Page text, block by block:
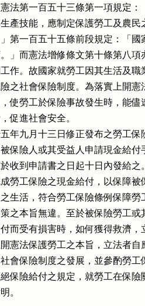
但投保單位非於勞工到職、入會、到訓之
    當日列表通知保險人者，除依本條例第七十二條規定處罰外，其保險效力之開始
    ，均自通知之翌日起算。」及同條例施行細則第十二條第一項規定：「申請投保
    之單位辦理投保手續時，應填具投保申請書及加保申報表各一份送交保險人。」
    與後續相關規定，即可知該投保行為僅係依規定參加既有之勞工保險制度，從而
    發生勞工保險法律關係，成為一種行政法上法律關係（註一），顯然該法律關係
    之發生並非出於行政機關與人民之合意，亦無締結契約之書面或法定方式之存在
    。且勞工保險法律關係之權利義務具體內容，均依勞工保險條例及其相關規定定
    之。因此，勞工保險法律關係似宜解為一種非屬行政契約關係之「行政法上債之
    關係」（註二）。
        是故，如以勞工保險法律關係是行政契約關係作為論述基礎，進而認其得準
    用民法有關遲延利息之規定，即有未妥。但是，就其係一種「行政法上債之關係
    」而論，是否可類推適用民法有關遲延利息之規定？則仍有探討之餘地。
二、行政法上遲延利息之問題，本質上是立法與行政法法理之建構問題
        行政法上遲延利息之問題在於：在某一特定之行政法上法律關係上，如發生
    公法上金錢給付義務，債務人給付遲延，而相關行政法律並未明文規定債務人應
    付遲延利息時，債權人可否主張遲延利息？其法理依據為何？準此，行政法上遲
    延利息之問題，本質上是立法與行政法法理之建構問題。而上述所謂債務人，可
    能是行政主體（國家、地方自治團體、其他公法人或其他行政主體），也可能是
    人民，因此，於法律未明文規定之情形下，在遲延利息之法理建構上，行政主體
    與人民應一體適用，責令行政主體付遲延利息之法理，當亦可據以責令人民付遲
    延利息。
        亦因此，無論從憲法第一百五十三條第一項保護勞工、第一百五十五條前段
    實施社會保險制度或憲法增修條文第十條第八項要求國家重視社會福利等基本國
    策之規定，或保障人民基本權之規定，均無從導出行政法關係上之遲延利息請求
    權。雖然憲法第十五條保障人民財產權，但於確認人民於何種情形應享有行政法
    上遲延利息請求權之前，尚無從逕依憲法保障財產權之意旨而推論出人民必然享
    有行政法上遲延利息請求權。換言之，在某一特定之「行政法上債之關係」上，
    債務人是否應付遲延利息，必須求諸法律規定或行政法之法理。
        就法律是否明文規定遲延利息請求權而言，立法時應考量諸多因素，人民權
    利之保障並非唯一因素，允屬立法裁量事項。是以多數意見於解釋理由一方面指
    出：「被保險勞工或其受益人，因可歸責於保險人之遲延給付而受有損害時，如
    何獲得救濟，立法者固有自由形成之權限」，另一方面則指出立法者應考量之因
    素包括：憲法保護勞工之本旨、社會安全機制之演進、其他社會保險制度之發展
    （註三）、勞工保險條例第十七條關於滯納金及暫行拒絕保險給付之規定等。從
    而，未來立法時，除考量人民權利之保障外，亦當考量如何規定始符合勞工保險
    法制與社會保險法制之本旨及其體系正義（註四）。
        另就行政法法理之建構而言，目前行政法之理論尚未建立遲延利息之一般原
    則。通說見解，除法律明文規定外，如行政契約有明白約定遲延利息，亦不生疑
    義（註五）；亦有認為，基於行政程序法設有行政契約準用民法規定（如我國行
    政程序法第一百四十九條），故於行政契約之法律關係上，縱未明白約定遲延利
    息，亦得準用民法規定而承認遲延利息（註六）。除此之外，對於行政契約關係
    以外之其他各種行政法上債之關係（如公法上不當得利、公法上無因管理、依據
    特別行政法成立之行政法上債之關係等），是否得類推適用民法有關遲延利息之
    規定，則尚有爭議，目前並未形成肯定見解之通說（註七），而有待就各種不同
    之法律關係或法律規定分別探討。惟如上所述，既尚難從憲法導出行政法關係上
    之遲延利息請求權，則就本案而言，此種法理之建構，宜從勞工保險乃至社會保
    險法制與法理出發立論，尚非釋憲者所宜置喙（註八）。
三、系爭勞工保險條例施行細則第五十七條所規定之「十日」期限，係行政程序法第
    五十一條所稱「處理期間」，逾此期間者，除法律另設規定外，現行法制已設有
    救濟途徑
        依行政程序法第五十一條規定，人民依法規之申請均有處理期間，而處理期
    間可區分為三種，即除法規規定之處理期間與行政機關依各事項類別公告之處理
    期間外，統一規定二個月之處理期間。勞工保險條例施行細則第五十七條規定：
    「被保險人或其受益人申請現金給付手續完備經審查應予發給者，保險人應於收
    到申請書之日起十日內發給之。」即屬法規規定之處理期間，該條規定之意義亦
    僅止於此，與遲延利息無關，亦不能期待於施行細則規定遲延利息。至該條規定
    如何解釋與適用則係另一問題（註九）。惟正因該條規定係處理期間，如被保險
    人或其受益人申請現金給付已符合手續完備經審查應予發給之條件（註十），而
    未能依其規定於十日內發給者，即屬給付遲延。至於給付遲延之法律效果，除法
    律另設規定外，被保險人或其受益人可視個案情形依現行訴願法、行政訴訟法與
    國家賠償法謀求救濟，以獲得現金給付與損害賠償（註十一）。故如以法律規定
    於上述給付遲延之情形國家應付遲延利息，固可使被保險人或其受益人免除請求
    國家賠償應負之舉證責任，而不論有無遭受損害，均得逕行主張遲延利息請求權
    ，但被保險人或其受益人亦得不主張遲延利息請求權而採取國家賠償之救濟途逕
    。此乃立法者與行政法法理建構者宜一併考量之因素。
註一：本文以投保行為係勞工保險法律關係發生之主要原因，勞工保險條例及其施行
      細則尚有其他涉及勞工保險法律關係發生、變更或消滅之規定，在此不詳述。
註二：參見郭明政，「社會保險法律關係爭議問題之探討」，收於：行政法實務與理
      論，臺大法學論叢公法特刊（一），2003  年 3  月初版第 1  刷，頁 476。
      另孫迺翊，「憲法解釋與社會保險制度之建構－以社會保險「相互性」關係為
      中心」，收於：臺大法學論叢，第三十五卷第六期（95  年 11 月），頁 241
      以下，該文以「相互性」關係作為社會保險制度之核心支柱，甚具參考價值。
註三：按公教人員保險法第 22 條規定：「依本法支付之各項給付，經承保機關核定
      後，應在 15 日內給付之；如逾期給付歸責於承保機關者，其逾期部分應加給
      利息。」
註四：縱於諸多因素之考量下，立法者之裁量權已收縮，而達成立法者基於憲法要求
      應制定遲延利息規定之結論，亦不容否定其屬立法裁量之本質。
註五：Carmen Saule, Schadensersatzanspruche aus verwaltungsrechtlchen
      Schuldverhaltnisse, Verlag Dr. Kiovac, 2008, S.127f（ 不宜僅因係行政
      法上債之關係即認可請求遲延利息；公法與民法領域之利益狀態不同，公法可
      能有更多構成遲延之事由，如未發生實際損害，不宜承認更多之請求）。
註六：Ferdinand O. Kopp/Ulrich Ramsauer,Verwaltungsverfahrensgesetz（
      Kommentar），2010，§62 Rn.22；Johann Bader/Michael Ronellenfitsch ，
      Verwaltungsverfahrensgesetz（Kommentar），2010，§62 Rn.31（ 聯邦行政
      法院曾經認為，必須涉及雙務關係之主要給付義務之遲延，始可要求遲延利息
      。NVwZ 1989, 876, 878） 。我國行政程序法第 149  條雖亦就行政契約明文
      準用民法規定，是否對任何行政契約均可準用民法第 233  條之遲延利息規定
      ，抑或限於具有雙務關係或對價關係性質之行政契約？仍有待釐清。
註七：但亦不乏肯定見解，如 Rolf Stober/Winfried Kluth/Martin MUller /
      Andreas Peilert,VerwaltungsrechtⅡ, 2010, §68 Rn.16 。
註八：最高行政法院 98 年 3  月份（98.3.2）第 1  次庭長法官聯席會議決議已明
      確指出：「在勞工保險條例或依其具體明確授權訂定之命令特別規定，逾越該
      期限發給現金給付者須加計遲延利息，以及如何加計遲延利息之前，難認被保
      險人或受益人有主張此一公法上權利之法律依據。」「民法第 233  條及保險
      法第 34 條規定並不當然適用於勞工保險」等語。
註九：依其文義，處理期限從申請到發給（其間尚有是否有給付義務、給付金額應多
      少等相關決定）共僅十日，但亦僅限於「手續完備經審查應予發給」之情形，
      始有該條之適用。如與公教人員保險法第 22 條規定相比較，顯有不同。其細
      節，本文不贅述。
註十：行政院勞工委